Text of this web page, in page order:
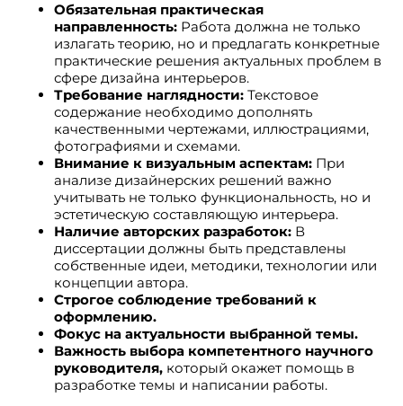
Обязательная практическая
направленность: Работа должна не только
излагать теорию, но и предлагать конкретные
практические решения актуальных проблем в
сфере дизайна интерьеров.
Требование наглядности: Текстовое
содержание необходимо дополнять
качественными чертежами, иллюстрациями,
фотографиями и схемами.
Внимание к визуальным аспектам: При
анализе дизайнерских решений важно
учитывать не только функциональность, но и
эстетическую составляющую интерьера.
Наличие авторских разработок: В
диссертации должны быть представлены
собственные идеи, методики, технологии или
концепции автора.
Строгое соблюдение требований к
оформлению.
Фокус на актуальности выбранной темы.
Важность выбора компетентного научного
руководителя, который окажет помощь в
разработке темы и написании работы.